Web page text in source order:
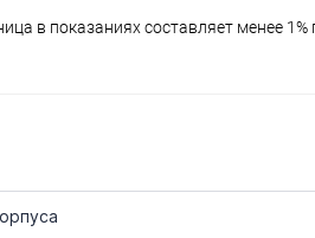
в показаниях составляет менее 1%